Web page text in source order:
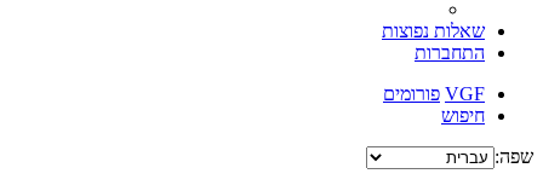
שאלות נפוצות
התחברות
VGF פורומים
חיפוש
שפה: